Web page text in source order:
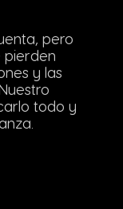
pero
pierden
y las
todo y